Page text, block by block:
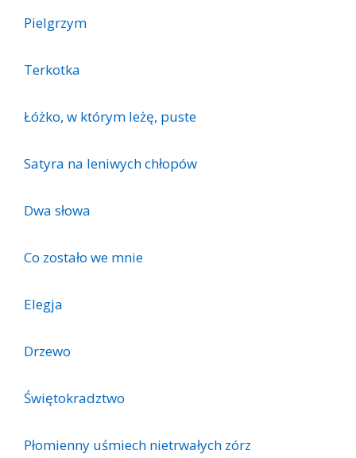
Pielgrzym
Terkotka
Łóżko, w którym leżę, puste
Satyra na leniwych chłopów
Dwa słowa
Co zostało we mnie
Elegja
Drzewo
Świętokradztwo
Płomienny uśmiech nietrwałych zórz